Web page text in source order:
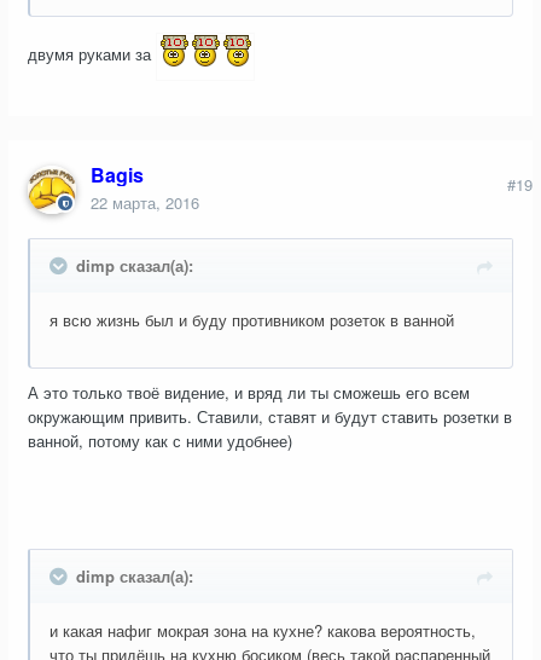
двумя руками за
Bagis
22 марта, 2016
#19
dimp сказал(а):
я всю жизнь был и буду противником розеток в ванной
А это только твоё видение, и вряд ли ты сможешь его всем
окружающим привить. Ставили, ставят и будут ставить розетки в
ванной, потому как с ними удобнее)
dimp сказал(а):
и какая нафиг мокрая зона на кухне? какова вероятность,
что ты придёшь на кухню босиком (весь такой распаренный